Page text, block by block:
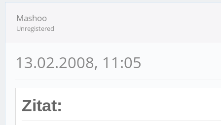
Mashoo
Unregistered
13.02.2008, 11:05
Zitat: